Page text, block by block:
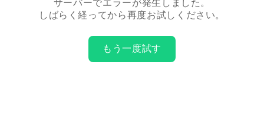
サーバーでエラーが発生しました。
しばらく経ってから再度お試しください。
もう一度試す